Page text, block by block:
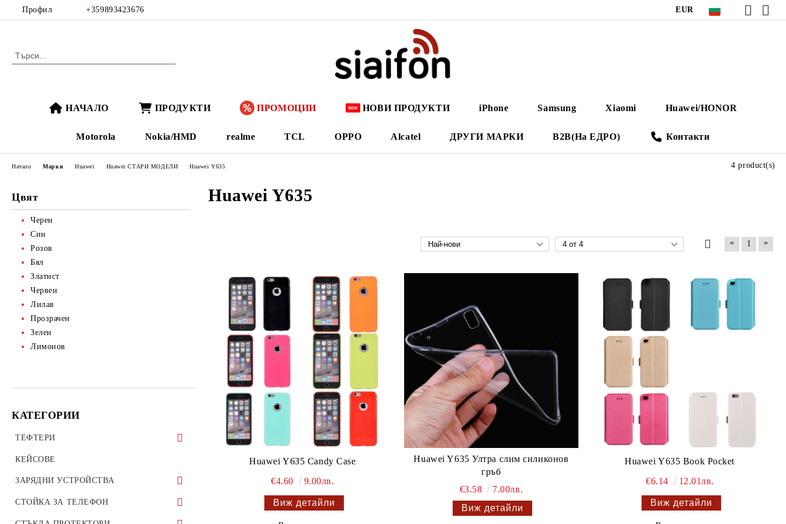
Профил +359893423676 EUR
НАЧАЛО ПРОДУКТИ ПРОМОЦИИ НОВИ ПРОДУКТИ iPhone Samsung Xiaomi Huawei/HONOR
Motorola Nokia/HMD realme TCL OPPO Alcatel ДРУГИ МАРКИ B2B(На ЕДРО) Контакти
Цвят
Черен
Син
Розов
Бял
Златист
Червен
Лилав
Прозрачен
Зелен
Лимонов
КАТЕГОРИИ
ТЕФТЕРИ
ТЕФТЕРИ ЗА ТАБЛЕТИ
УНИВЕРСАЛНИ КАЛЪФИ
КЕЙСОВЕ
ЗАРЯДНИ УСТРОЙСТВА
ЗАРЯДНИ ЗА ТЕЛЕФОН
СТОЙКА ЗА ТЕЛЕФОН
Начало Марки Huawei Huawei СТАРИ МОДЕЛИ Huawei Y635
Huawei Y635
4 product(s)
« 1 »
Huawei Y635 Candy Case
€4.60 9.00лв.
Виж детайли
Huawei Y635 Ултра слим силиконов
гръб
€3.58
7.00лв.
Виж детайли
Huawei Y635 Book Pocket
€6.14 12.01лв.
Виж детайли